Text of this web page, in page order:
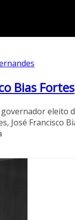
Bias Fortes
eleito
José Francisco